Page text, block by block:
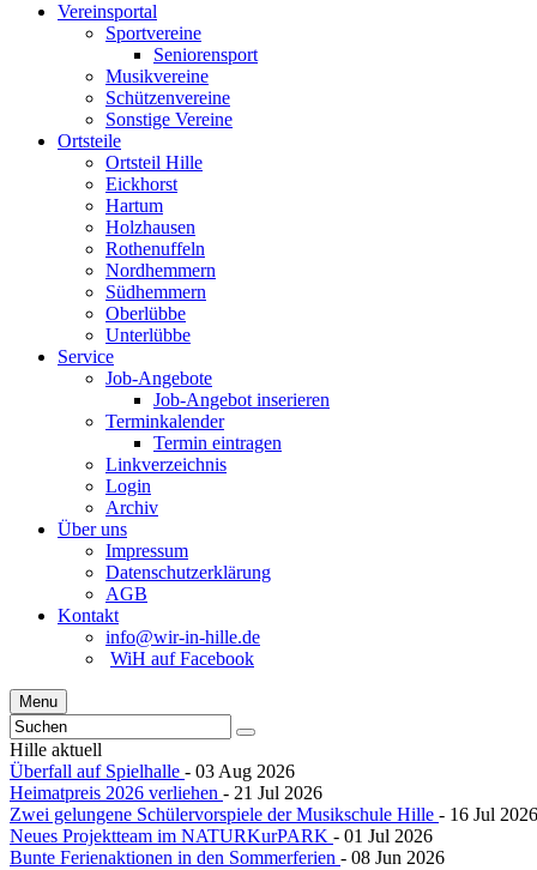
Vereinsportal
Sportvereine
Seniorensport
Musikvereine
Schützenvereine
Sonstige Vereine
Ortsteile
Ortsteil Hille
Eickhorst
Hartum
Holzhausen
Rothenuffeln
Nordhemmern
Südhemmern
Oberlübbe
Unterlübbe
Service
Job-Angebote
Job-Angebot inserieren
Terminkalender
Termin eintragen
Linkverzeichnis
Login
Archiv
Über uns
Impressum
Datenschutzerklärung
AGB
Kontakt
info@wir-in-hille.de
WiH auf Facebook
Menu
Hille aktuell
Überfall auf Spielhalle - 03 Aug 2026
Heimatpreis 2026 verliehen - 21 Jul 2026
Zwei gelungene Schülervorspiele der Musikschule Hille - 16 Jul 2026
Neues Projektteam im NATURKurPARK - 01 Jul 2026
Bunte Ferienaktionen in den Sommerferien - 08 Jun 2026